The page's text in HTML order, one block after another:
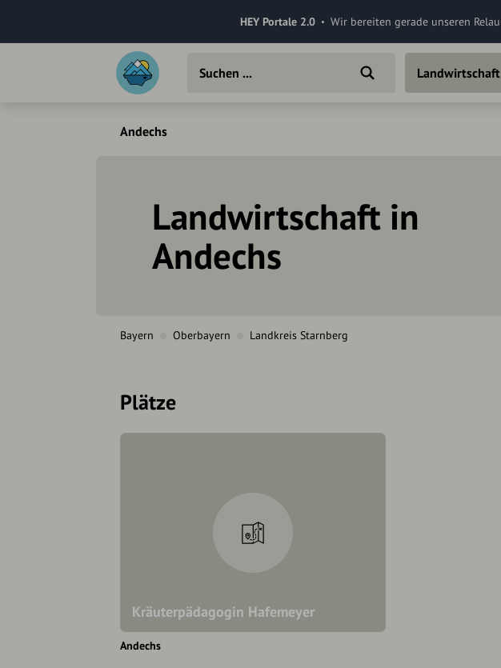
HEY Portale 2.0 Wir bereiten gerade unseren
Landwirtschaft
Andechs
Landwirtschaft in
Andechs
Bayern Oberbayern Landkreis Starnberg
Plätze
Kräuterpädagogin Hafemeyer
Andechs